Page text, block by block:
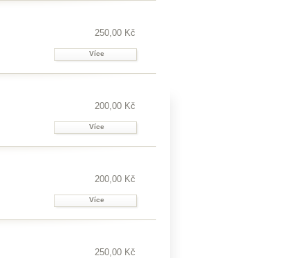
250,00 Kč
Více
200,00 Kč
Více
200,00 Kč
Více
250,00 Kč